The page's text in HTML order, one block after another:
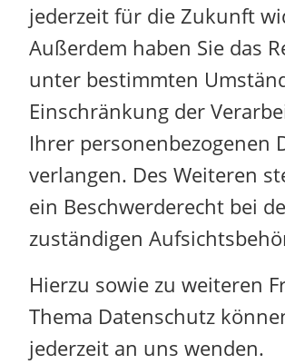
jederzeit für die Zukunft
Außerdem haben Sie das
unter bestimmten
Einschränkung der
Ihrer personenbezogenen
verlangen. Des Weiteren
ein Beschwerderecht bei
zuständigen
Hierzu sowie zu weiteren
Thema Datenschutz
jederzeit an uns wenden.